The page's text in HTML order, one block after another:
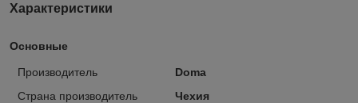
Характеристики
Основные
Производитель
Doma
Страна производитель
Чехия